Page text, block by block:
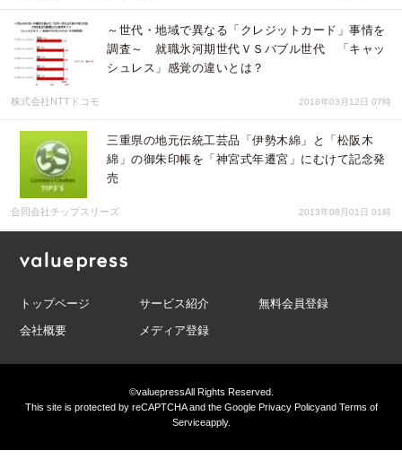
～世代・地域で異なる「クレジットカード」事情を
調査～ 就職氷河期世代ＶＳバブル世代 「キャッ
シュレス」感覚の違いとは？
株式会社NTTドコモ 2018年03月12日 07時
三重県の地元伝統工芸品「伊勢木綿」と「松阪木
綿」の御朱印帳を「神宮式年遷宮」にむけて記念発
売
合同会社チップスリーズ 2013年08月01日 01時
トップページ サービス紹介
無料会員登録
会社概要
メディア登録
©valuepressAll Rights Reserved.
This site is protected by reCAPTCHA and the GooglePrivacy PolicyandTerms of
Serviceapply.